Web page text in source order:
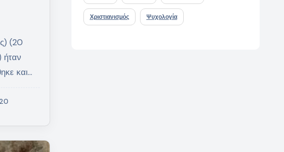
(20
ήταν
και…
Χριστιανισμός Ψυχολογία